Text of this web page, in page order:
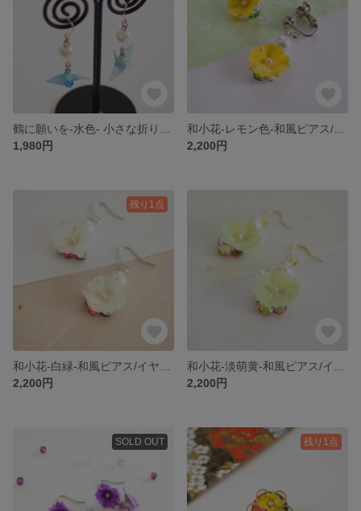
1,980円
2,200円
残り1点
2,200円
2,200円
SOLD OUT 残り1点